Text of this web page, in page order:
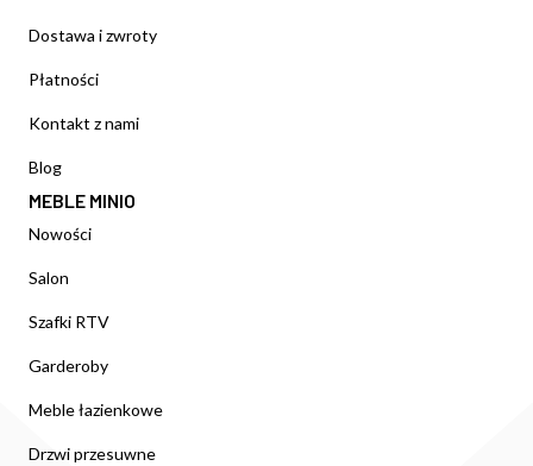
Dostawa i zwroty
Płatności
Kontakt z nami
Blog
MEBLE MINIO
Nowości
Salon
Szafki RTV
Garderoby
Meble łazienkowe
Drzwi przesuwne